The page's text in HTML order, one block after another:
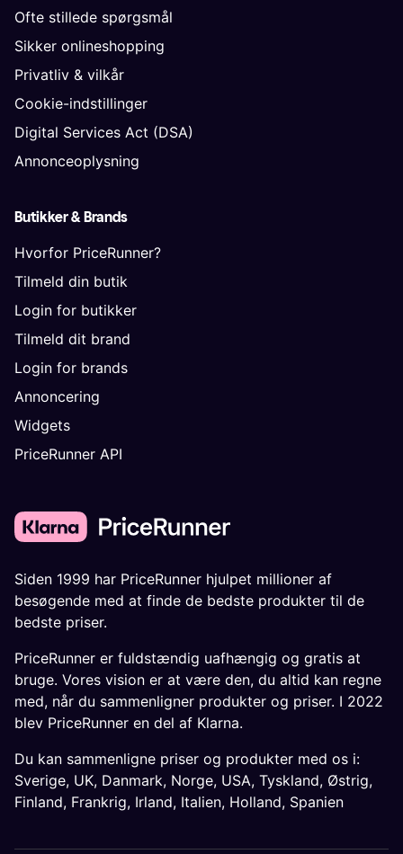
Ofte stillede spørgsmål
Sikker onlineshopping
Privatliv & vilkår
Cookie-indstillinger
Digital Services Act (DSA)
Annonceoplysning
Butikker & Brands
Hvorfor PriceRunner?
Tilmeld din butik
Login for butikker
Tilmeld dit brand
Login for brands
Annoncering
Widgets
PriceRunner API
Siden 1999 har PriceRunner hjulpet millioner af
besøgende med at finde de bedste produkter til de
bedste priser.
PriceRunner er fuldstændig uafhængig og gratis at
bruge. Vores vision er at være den, du altid kan regne
med, når du sammenligner produkter og priser. I 2022
blev PriceRunner en del af Klarna.
Du kan sammenligne priser og produkter med os i:
Sverige, UK, Danmark, Norge, USA, Tyskland, Østrig,
Finland, Frankrig, Irland, Italien, Holland, Spanien